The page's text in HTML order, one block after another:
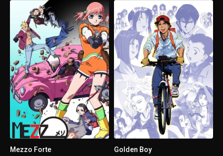
El instituto de los dioses
2 - 16 Combinando pequeños fragmentos de valor
2 - 17 Asalto de orgullo
2 - 18 El Rey Demonio todopoderoso
2 - 19 Ejercicios de Rey Demonio
2 - 20 El reino del dragón divino
Mezzo Forte Golden Boy